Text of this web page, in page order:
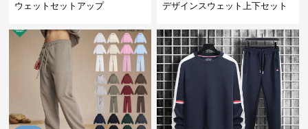
ウェットセットアップ
デザインスウェット上下セット